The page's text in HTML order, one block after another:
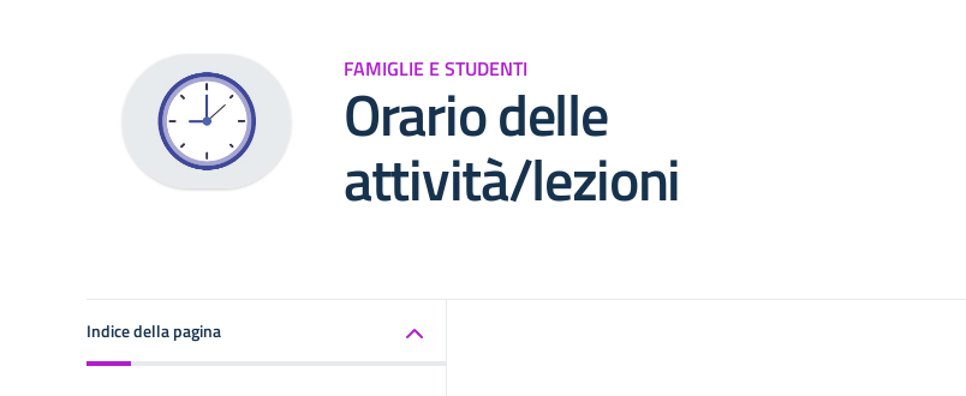
FAMIGLIE E STUDENTI
Orario delle
attività/lezioni
Indice della pagina